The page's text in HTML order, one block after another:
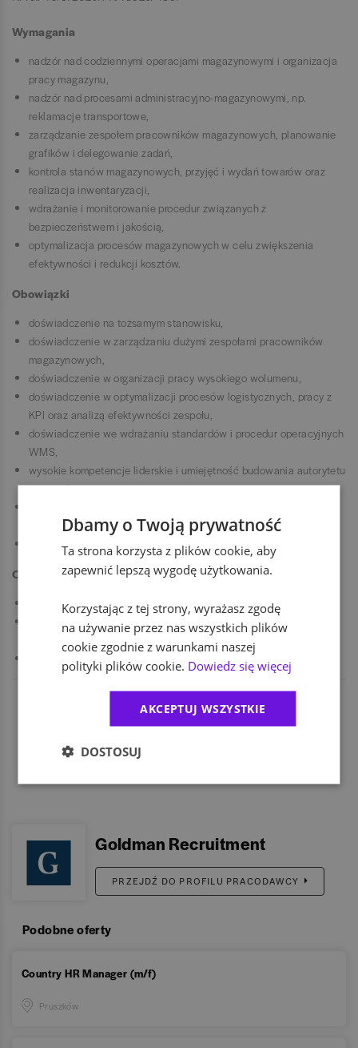
Wymagania
nadzór nad codziennymi operacjami magazynowymi i organizacja
pracy magazynu,
nadzór nad procesami administracyjno-magazynowymi, np.
reklamacje transportowe,
zarządzanie zespołem pracowników magazynowych, planowanie
grafików i delegowanie zadań,
kontrola stanów magazynowych, przyjęć i wydań towarów oraz
realizacja inwentaryzacji,
wdrażanie i monitorowanie procedur związanych z
bezpieczeństwem i jakością,
optymalizacja procesów magazynowych w celu zwiększenia
efektywności i redukcji kosztów.
Obowiązki
doświadczenie na tożsamym stanowisku,
doświadczenie w zarządzaniu dużymi zespołami pracowników
magazynowych,
doświadczenie w organizacji pracy wysokiego wolumenu,
doświadczenie w optymalizacji procesów logistycznych, pracy z
KPI oraz analizą efektywności zespołu,
doświadczenie we wdrażaniu standardów i procedur operacyjnych
WMS,
wysokie kompetencje liderskie i umiejętność budowania autorytetu
w zespole,
decyzji,
bardzo dobra organizacja pracy własnej i zespołu.
Oferujemy
stabilne warunki zatrudnienia na podstawie Umowy o Pracę,
praca w nowoczesnym środowisku operacyjnym z naciskiem na
jakość i bezpieczeństwo procesów,
benefity pracownicze i dodatkowe świadczenia.
Goldman Recruitment
PRZEJDŹ DO PROFILU PRACODAWCY
Podobne oferty
Country HR Manager (m/f)
Pruszków
Dbamy o Twoją prywatność
Ta strona korzysta z plików cookie, aby
zapewnić lepszą wygodę użytkowania.
Korzystając z tej strony, wyrażasz zgodę
na używanie przez nas wszystkich plików
cookie zgodnie z warunkami naszej
polityki plików cookie. Dowiedz się więcej
AKCEPTUJ WSZYSTKIE
DOSTOSUJ